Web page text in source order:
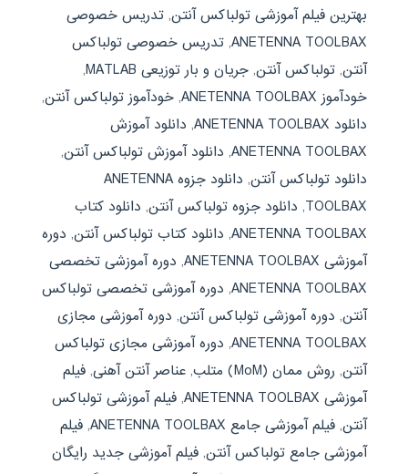
بهترین فیلم آموزشی تولباکس آنتن, تدریس خصوصی
ANETENNA TOOLBAX
, تدریس خصوصی تولباکس
آنتن, تولباکس آنتن, جریان و بار توزیعی MATLAB
,
خودآموز ANETENNA TOOLBAX
, خودآموز تولباکس آنتن,
دانلود ANETENNA TOOLBAX
, دانلود آموزش
ANETENNA TOOLBAX
, دانلود آموزش تولباکس آنتن,
دانلود تولباکس آنتن,
دانلود جزوه ANETENNA
TOOLBAX
, دانلود جزوه تولباکس آنتن, دانلود کتاب
ANETENNA TOOLBAX
, دانلود کتاب تولباکس آنتن, دوره
آموزشی ANETENNA TOOLBAX
, دوره آموزشی تخصصی
ANETENNA TOOLBAX
, دوره آموزشی تخصصی تولباکس
آنتن, دوره آموزشی تولباکس آنتن, دوره آموزشی مجازی
ANETENNA TOOLBAX
, دوره آموزشی مجازی تولباکس
آنتن, روش ممان (MoM) متلب , عناصر آنتن آهنی, فیلم
آموزشی ANETENNA TOOLBAX
, فیلم آموزشی تولباکس
آنتن, فیلم آموزشی جامع ANETENNA TOOLBAX , فیلم
آموزشی جامع تولباکس آنتن, فیلم آموزشی جدید رایگان